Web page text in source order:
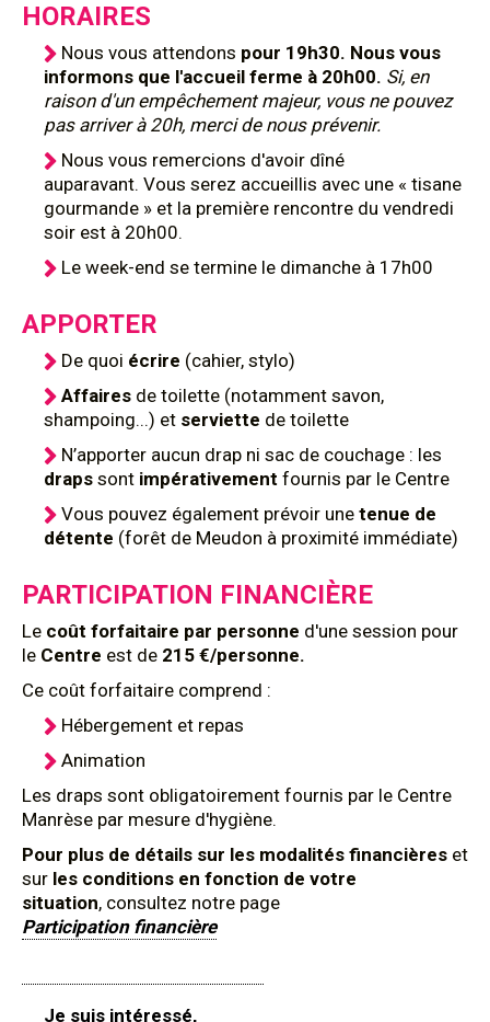
HORAIRES
Nous vous attendons pour 19h30. Nous vous
informons que l'accueil ferme à 20h00. Si, en
raison d'un empêchement majeur, vous ne pouvez
pas arriver à 20h, merci de nous prévenir.
Nous vous remercions d'avoir dîné
auparavant. Vous serez accueillis avec une « tisane
gourmande » et la première rencontre du vendredi
soir est à 20h00.
Le week-end se termine le dimanche à 17h00
APPORTER
De quoi écrire (cahier, stylo)
Affaires de toilette (notamment savon,
shampoing...) et serviette de toilette
N’apporter aucun drap ni sac de couchage : les
draps sont impérativement fournis par le Centre
Vous pouvez également prévoir une tenue de
détente (forêt de Meudon à proximité immédiate)
PARTICIPATION FINANCIÈRE
Le coût forfaitaire par personne d'une session pour
le Centre est de 215 €/personne.
Ce coût forfaitaire comprend :
Hébergement et repas
Animation
Les draps sont obligatoirement fournis par le Centre
Manrèse par mesure d'hygiène.
Pour plus de détails sur les modalités financières et
sur les conditions en fonction de votre
situation, consultez notre page
Participation financière
Je suis intéressé,